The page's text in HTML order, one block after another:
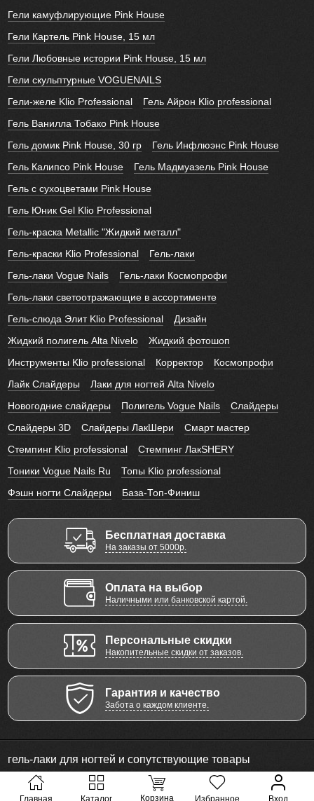
Главная Каталог Корзина Избранное Вход
Гели камуфлирующие Pink House
Гели Картель Pink House, 15 мл
Гели Любовные истории Pink House, 15 мл
Гели скульптурные VOGUENAILS
Гели-желе Klio Professional
Гель Айрон Klio professional
Гель Ванилла Тобако Pink House
Гель домик Pink House, 30 гр
Гель Инфлюэнс Pink House
Гель Калипсо Pink House
Гель Мадмуазель Pink House
Гель с сухоцветами Pink House
Гель Юник Gel Klio Professional
Гель-краска Metallic "Жидкий металл"
Гель-краски Klio Professional
Гель-лаки
Гель-лаки Vogue Nails
Гель-лаки Космопрофи
Гель-лаки светоотражающие в ассортименте
Гель-слюда Элит Klio Professional
Дизайн
Жидкий полигель Alta Nivelo
Жидкий фотошоп
Инструменты Klio professional
Корректор
Космопрофи
Лайк Слайдеры
Лаки для ногтей Alta Nivelo
Новогодние слайдеры
Полигель Vogue Nails
Слайдеры
Слайдеры 3D
Слайдеры ЛакШери
Смарт мастер
Стемпинг Klio professional
Стемпинг ЛакSHERY
Тоники Vogue Nails Ru
Топы Klio professional
Фэшн ногти Слайдеры
База-Топ-Финиш
Бесплатная доставка
На заказы от 5000р.
Оплата на выбор
Наличными или банковской картой.
Персональные скидки
Накопительные скидки от заказов.
Гарантия и качество
Забота о каждом клиенте.
гель-лаки для ногтей и сопутствующие товары
© 2011 - 2026 Все права защищены